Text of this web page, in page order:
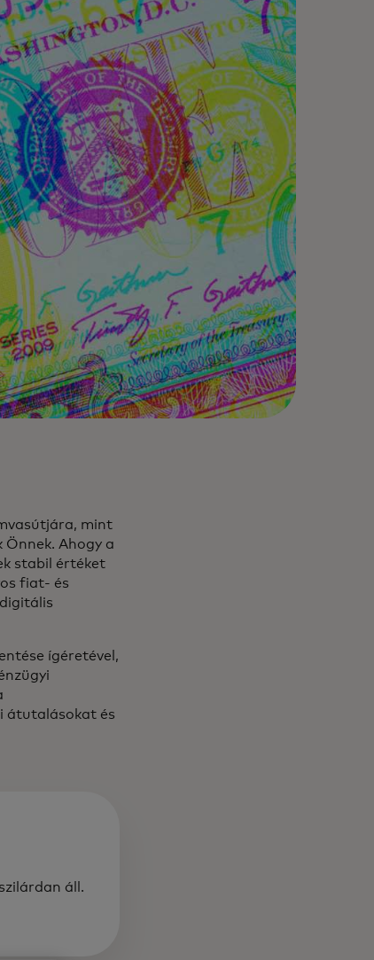
mint
Ahogy a
stabil értéket
fiat- és
ígéretével,
átutalásokat és
áll.